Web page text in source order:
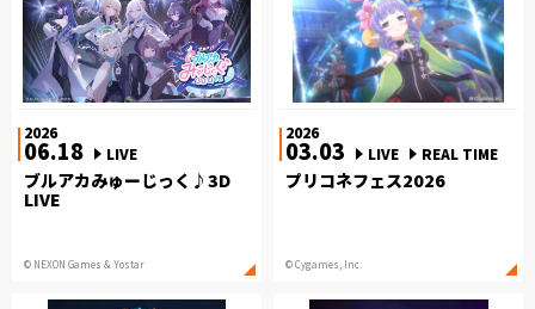
2026
06.18 LIVE
ブルアカみゅーじっく♪3D
LIVE
© NEXON Games & Yostar
2026
03.03 LIVE REAL TIME
プリコネフェス2026
© Cygames, Inc.